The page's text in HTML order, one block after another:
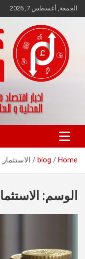
Skip
to
الجمعة, أغسطس 7, 2026
كواليس
اخبار اقتصاد فلسطين و
Home
blog الاستثمار
الوسم: